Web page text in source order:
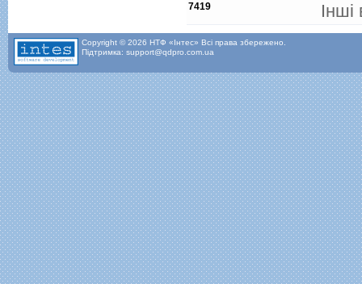
7419 Iншi
Copyright © 2026 НТФ «Інтес» Всі права збережено.
Підтримка: support@qdpro.com.ua